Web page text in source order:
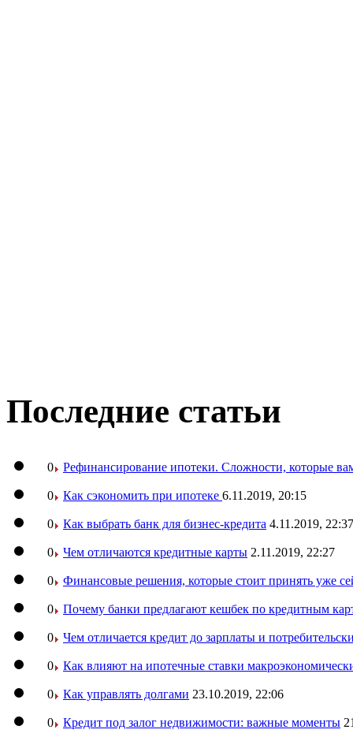
Последние статьи
0 Рефинансирование ипотеки. Сложности, которые
0 Как сэкономить при ипотеке 6.11.2019, 20:15
0 Как выбрать банк для бизнес-кредита 4.11.2019, 22:37
0 Чем отличаются кредитные карты 2.11.2019, 22:27
0 Финансовые решения, которые стоит принять уже
0 Почему банки предлагают кешбек по кредитным
0 Чем отличается кредит до зарплаты и
0 Как влияют на ипотечные ставки
0 Как управлять долгами 23.10.2019, 22:06
0 Кредит под залог недвижимости: важные моменты